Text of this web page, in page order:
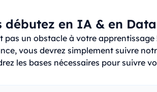
débutez en IA & en
pas un obstacle à votre
vous devrez simplement suivre
les bases nécessaires pour suivre